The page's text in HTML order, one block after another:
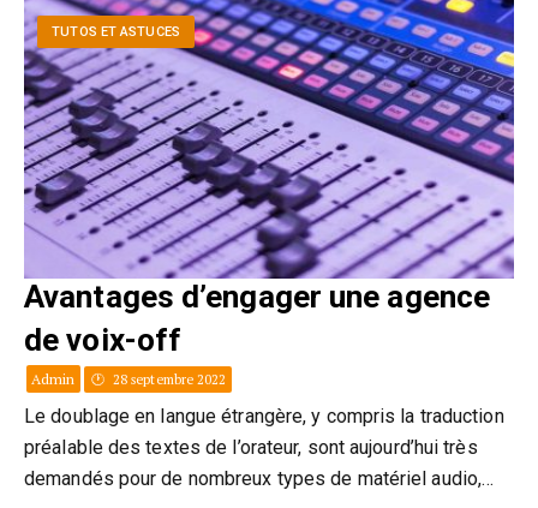
TUTOS ET ASTUCES
Avantages d’engager une agence
de voix-off
Admin 28 septembre 2022
Le doublage en langue étrangère, y compris la traduction
préalable des textes de l’orateur, sont aujourd’hui très
demandés pour de nombreux types de matériel audio,…